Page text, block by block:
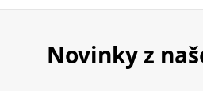
Novinky z